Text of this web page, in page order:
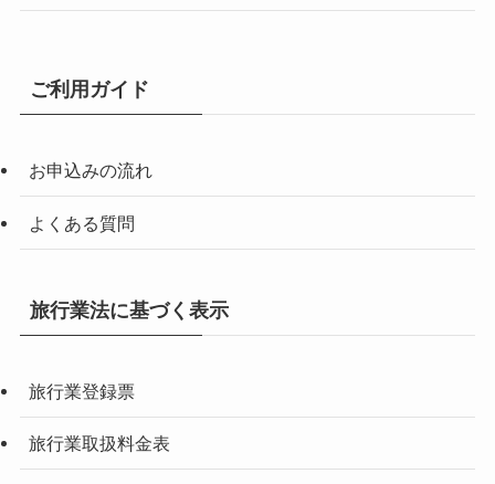
ご利用ガイド
お申込みの流れ
よくある質問
旅行業法に基づく表示
旅行業登録票
旅行業取扱料金表